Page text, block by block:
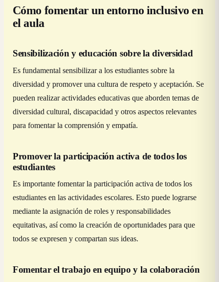
Cómo fomentar un entorno inclusivo en
el aula
Sensibilización y educación sobre la diversidad
Es fundamental sensibilizar a los estudiantes sobre la
diversidad y promover una cultura de respeto y aceptación. Se
pueden realizar actividades educativas que aborden temas de
diversidad cultural, discapacidad y otros aspectos relevantes
para fomentar la comprensión y empatía.
Promover la participación activa de todos los
estudiantes
Es importante fomentar la participación activa de todos los
estudiantes en las actividades escolares. Esto puede lograrse
mediante la asignación de roles y responsabilidades
equitativas, así como la creación de oportunidades para que
todos se expresen y compartan sus ideas.
Fomentar el trabajo en equipo y la colaboración